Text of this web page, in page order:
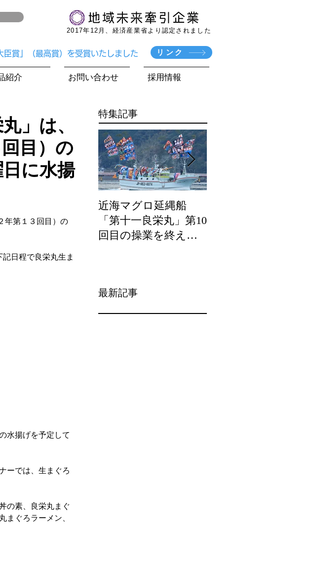
​2017年12月、経済産業省より認定されました
賞」（最高賞）を受賞いたしました リンク
紹介 お問い合わせ 採用情報
」は、
目）の
に水揚
水揚げを予定して
ーでは、生まぐろ
の素、良栄丸まぐ
まぐろラーメン、
特集記事
近海マグロ延縄船
「第十一良栄丸」第10
回目の操業を終え
最新記事